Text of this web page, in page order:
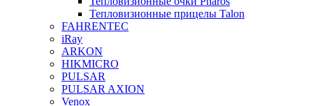
Тепловизионные прицелы Talon
FAHRENTEC
iRay
ARKON
HIKMICRO
PULSAR
PULSAR AXION
Venox